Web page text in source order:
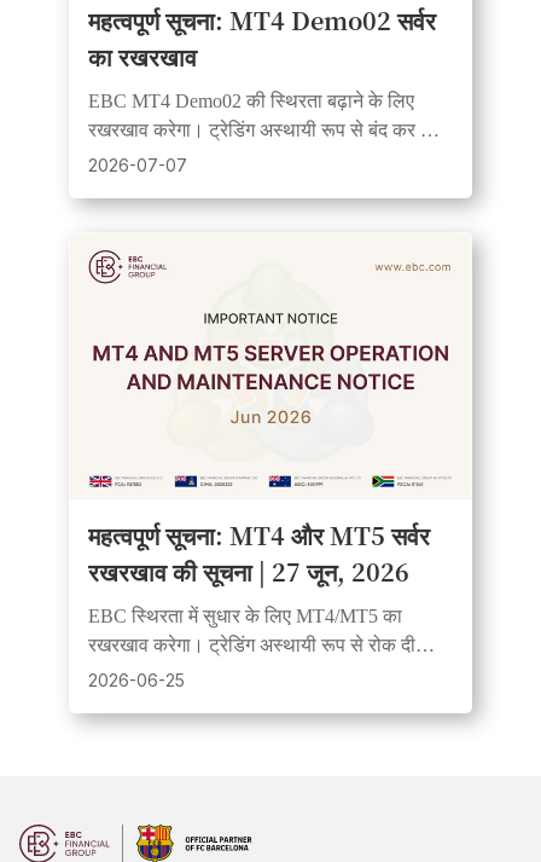
महत्वपूर्ण सूचना: MT4 Demo02 सर्वर
का रखरखाव
EBC MT4 Demo02 की स्थिरता बढ़ाने के लिए
रखरखाव करेगा। ट्रेडिंग अस्थायी रूप से बंद कर दी
जाएगी, और उपयोगकर्ताओं से अनुरोध है कि वे रखरखाव
2026-07-07
महत्वपूर्ण सूचना: MT4 और MT5 सर्वर
रखरखाव की सूचना | 27 जून, 2026
EBC स्थिरता में सुधार के लिए MT4/MT5 का
रखरखाव करेगा। ट्रेडिंग अस्थायी रूप से रोक दी
जाएगी और बंद हुए ट्रेड समेकित कर दिए जाएंगे।
2026-06-25